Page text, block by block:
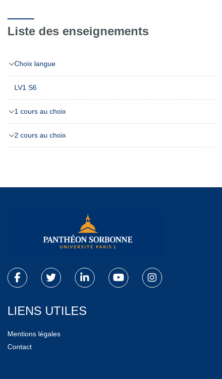
Liste des enseignements
Choix langue
LV1 S6
1 cours au choix
2 cours au choix
LIENS UTILES
Mentions légales
Contact